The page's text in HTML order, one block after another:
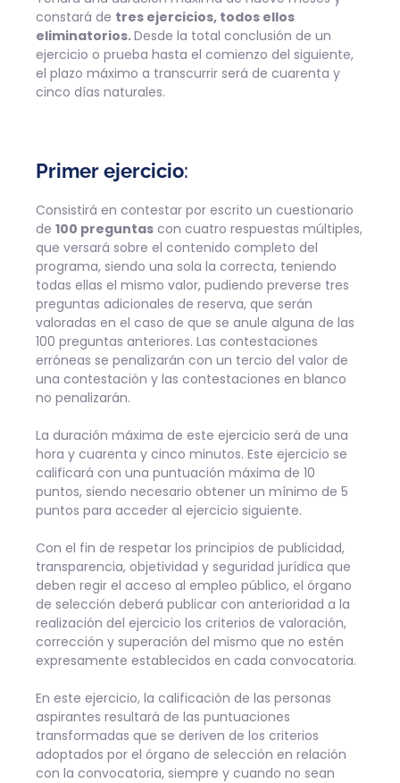
constará de tres ejercicios, todos ellos
eliminatorios.Desde la total conclusión de un
ejercicio o prueba hasta el comienzo del siguiente,
el plazo máximo a transcurrir será de cuarenta y
cinco días naturales.
Primer ejercicio:
Consistirá en contestar por escrito un cuestionario
de 100 preguntas con cuatro respuestas múltiples,
que versará sobre el contenido completo del
programa, siendo una sola la correcta, teniendo
todas ellas el mismo valor, pudiendo preverse tres
preguntas adicionales de reserva, que serán
valoradas en el caso de que se anule alguna de las
100 preguntas anteriores. Las contestaciones
erróneas se penalizarán con un tercio del valor de
una contestación y las contestaciones en blanco
no penalizarán.
La duración máxima de este ejercicio será de una
hora y cuarenta y cinco minutos. Este ejercicio se
calificará con una puntuación máxima de 10
puntos, siendo necesario obtener un mínimo de 5
puntos para acceder al ejercicio siguiente.
Con el fin de respetar los principios de publicidad,
transparencia, objetividad y seguridad jurídica que
deben regir el acceso al empleo público, el órgano
de selección deberá publicar con anterioridad a la
realización del ejercicio los criterios de valoración,
corrección y superación del mismo que no estén
expresamente establecidos en cada convocatoria.
En este ejercicio, la calificación de las personas
aspirantes resultará de las puntuaciones
transformadas que se deriven de los criterios
adoptados por el órgano de selección en relación
con la convocatoria, siempre y cuando no sean